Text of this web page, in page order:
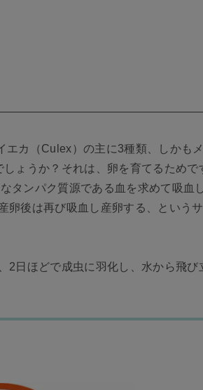
カ（Culex）の主に3種類、しかも
ょうか？それは、卵を育てるためで
タンパク質源である血を求めて吸血
後は再び吸血し産卵する、という
日ほどで成虫に羽化し、水から飛び